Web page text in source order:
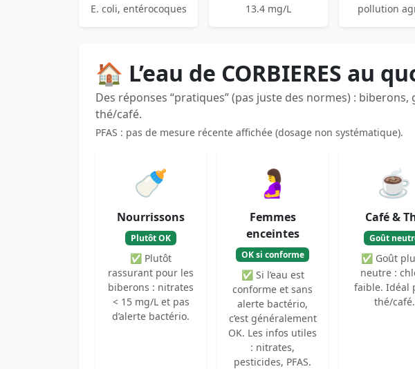
E. coli, entérocoques 13.4 mg/L pollution
🏠 L’eau de CORBIERES au
Des réponses “pratiques” (pas juste des normes) :
thé/café.
PFAS : pas de mesure récente affichée (dosage non systématique).
🍼
Nourrissons
Plutôt OK
✅ Plutôt
rassurant pour les
biberons : nitrates
< 15 mg/L et pas
d’alerte bactério.
🤰
Femmes
enceintes
OK si conforme
✅ Si l’eau est
conforme et sans
alerte bactério,
c’est généralement
OK. Les infos utiles
: nitrates,
pesticides, PFAS.
☕
Café &
Goût
✅ Goût
neutre :
faible. Idéal
thé/café.